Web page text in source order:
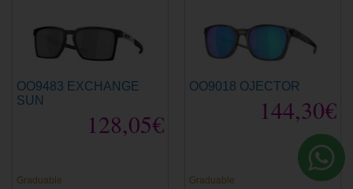
OO9483 EXCHANGE
SUN
128,05€
Graduable
OO9018 OJECTOR
144,30€
Graduable